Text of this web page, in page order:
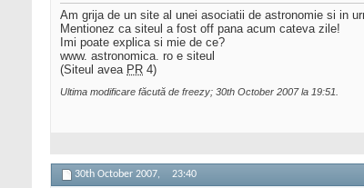
Am grija de un site al unei asociatii de astronomie si in
Mentionez ca siteul a fost off pana acum cateva zile!
Imi poate explica si mie de ce?
www. astronomica. ro e siteul
(Siteul avea PR 4)
Ultima modificare făcută de freezy; 30th October 2007 la 19:51
30th October 2007, 23:40